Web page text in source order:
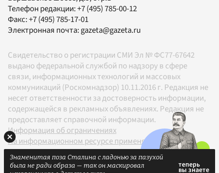
Телефон редакции:+7 (495) 785-00-12
Факс:+7 (495) 785-17-01
Электронная почта: gazeta@gazeta.ru
Свидетельство о регистрации СМИ Эл № ФС77-67642
выдано федеральной службой по надзору в сфере
связи, информационных технологий и массовых
коммуникаций (Роскомнадзор) 10.11.2016 г. Редакция не
несет ответственности за достоверность информации,
содержащейся в рекламных объявлениях. Редакция не
предоставляет справочной информации.
Информация об ограничениях
На информационном ресурсе применяются
рекомендательные технологии в соответствии с
Правилами
Знаменитая поза Сталина с ладонью за пазухой
была не ради образа — так он маскировал